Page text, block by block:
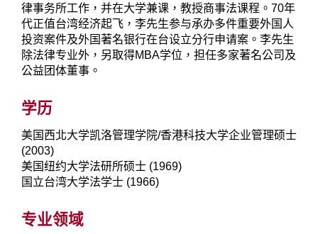
律事务所工作，并在大学兼课，教授商事法课程。70年
代正值台湾经济起飞，李先生参与承办多件重要外国人
投资案件及外国著名银行在台设立分行申请案。李先生
除法律专业外，另取得MBA学位，担任多家著名公司及
公益团体董事。
学历
美国西北大学凯洛管理学院/香港科技大学企业管理硕士
(2003)
美国纽约大学法研所硕士 (1969)
国立台湾大学法学士 (1966)
专业领域